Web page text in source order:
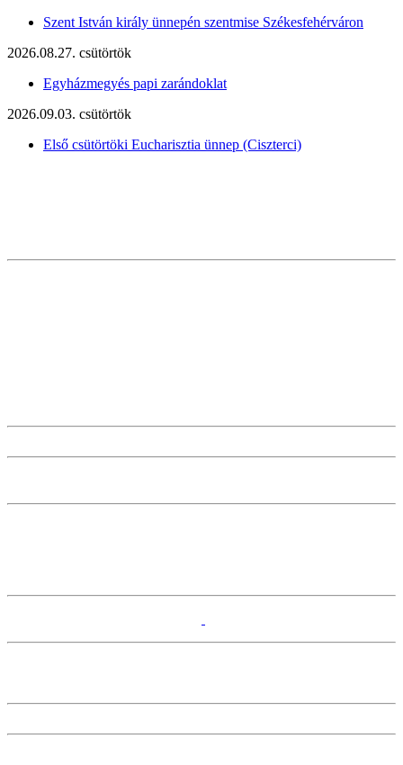
Szent István király ünnepén szentmise Székesfehérváron
2026.08.27. csütörtök
Egyházmegyés papi zarándoklat
2026.09.03. csütörtök
Első csütörtöki Eucharisztia ünnep (Ciszterci)